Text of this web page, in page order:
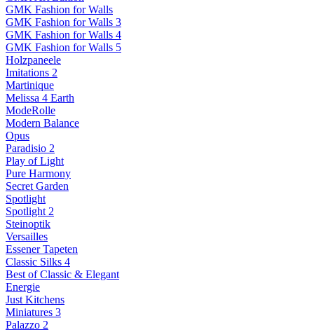
GMK Fashion for Walls
GMK Fashion for Walls 3
GMK Fashion for Walls 4
GMK Fashion for Walls 5
Holzpaneele
Imitations 2
Martinique
Melissa 4 Earth
ModeRolle
Modern Balance
Opus
Paradisio 2
Play of Light
Pure Harmony
Secret Garden
Spotlight
Spotlight 2
Steinoptik
Versailles
Essener Tapeten
Classic Silks 4
Best of Classic & Elegant
Energie
Just Kitchens
Miniatures 3
Palazzo 2